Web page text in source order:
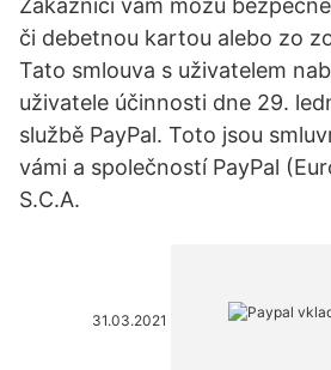
Zákazníci vám môžu
či debetnou kartou alebo zo
Tato smlouva s uživatelem
uživatele účinnosti dne 29.
službě PayPal. Toto jsou
vámi a společností PayPal
S.C.A.
31.03.2021